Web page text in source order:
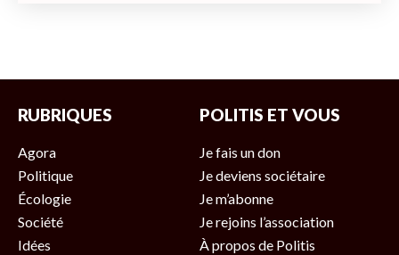
RUBRIQUES
Agora
Politique
Écologie
Société
Idées
POLITIS ET VOUS
Je fais un don
Je deviens sociétaire
Je m’abonne
Je rejoins l’association
À propos de Politis